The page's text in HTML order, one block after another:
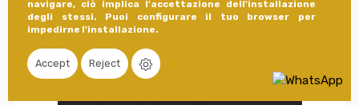
navigare, ciò implica l'accettazione dell'installazione
degli stessi. Puoi configurare il tuo browser per
impedirne l'installazione.
Accept Reject